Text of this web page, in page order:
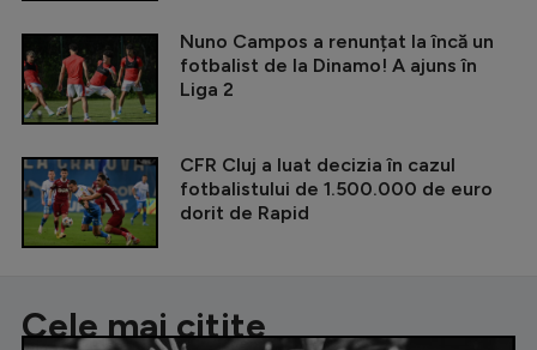
Nuno Campos a renunțat la încă un
fotbalist de la Dinamo! A ajuns în
Liga 2
CFR Cluj a luat decizia în cazul
fotbalistului de 1.500.000 de euro
dorit de Rapid
Cele mai citite